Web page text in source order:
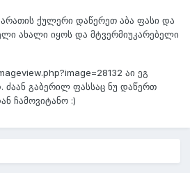
ქულერი დაწერეთ აბა ფასი და
ახალი იყოს და მტვერმიუკარებელი
აი ეგ
გაბერილ ფასსაც ნუ დაწერთ
ჩამოვიტანო :)